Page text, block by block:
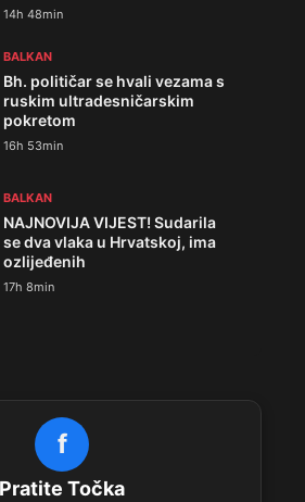
14h 48min
BALKAN
Bh. političar se hvali vezama s
ruskim ultradesničarskim
pokretom
16h 53min
BALKAN
NAJNOVIJA VIJEST! Sudarila
se dva vlaka u Hrvatskoj, ima
ozlijeđenih
17h 8min
f
Pratite Točka